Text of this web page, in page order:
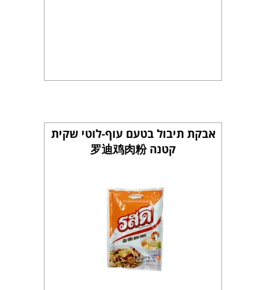
אבקת תיבול בטעם עוף-לוטי שקית
קטנה 罗迪鸡肉粉